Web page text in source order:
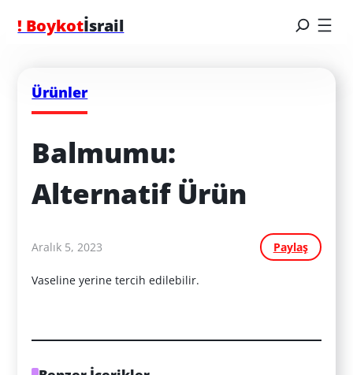
! Boykotİsrail
Ürünler
Balmumu:
Alternatif Ürün
Aralık 5, 2023 Paylaş
Vaseline yerine tercih edilebilir.